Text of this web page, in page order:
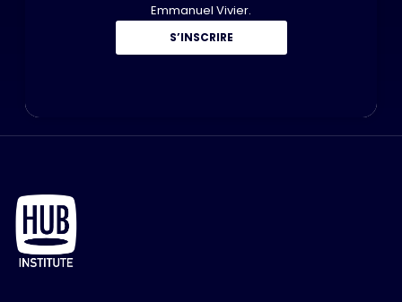
Emmanuel Vivier.
S’INSCRIRE